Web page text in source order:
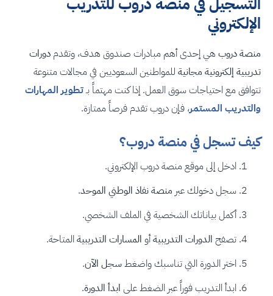
الإلكتروني
منصة دروب هي إحدى أهم مبادرات صندوق هدف، وتقدم دورات
تدريبية إلكترونية مجانية للمواطنين السعوديين في مجالات متنوعة
تتوافق مع احتياجات سوق العمل. إذا كنت مهتماً بـتطوير المهارات
والتدريب المستمر، فإن دروب تقدم فرصاً ممتازة.
كيف تسجل في منصة دروب؟
ادخل إلى موقع منصة دروب الإلكتروني.
سجل دخولك عبر منصة نفاذ الوطني الموحد.
أكمل بياناتك الشخصية في الملف الشخصي.
تصفح الدورات التدريبيةأو المسارات التدريبيةالمتاحة.
اختر الدورة التي تناسبك واضغطسجل الآن.
ابدأ التدريب فوراً عبر الضغط على ابدأ الدورة.